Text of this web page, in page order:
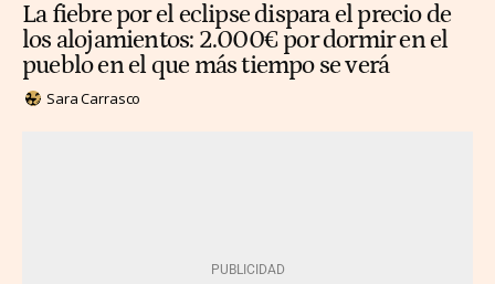
La fiebre por el eclipse dispara el precio de
los alojamientos: 2.000€ por dormir en el
pueblo en el que más tiempo se verá
Sara Carrasco